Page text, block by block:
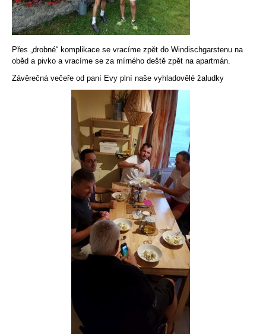
Přes „drobné“ komplikace se vracíme zpět do Windischgarstenu na
oběd a pivko a vracíme se za mírného deště zpět na apartmán.
Závěrečná večeře od paní Evy plní naše vyhladovělé žaludky